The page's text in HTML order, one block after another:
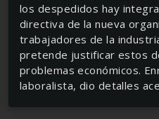
los despedidos hay
directiva de la nueva
trabajadores de la
pretende justificar estos
problemas económicos.
laboralista, dio detalles